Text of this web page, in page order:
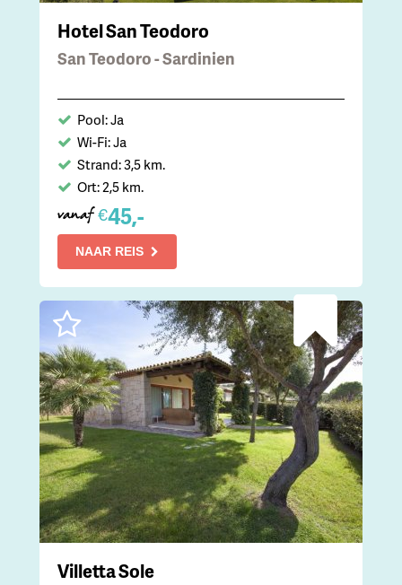
Hotel San Teodoro
San Teodoro - Sardinien
Pool: Ja
Wi-Fi: Ja
Strand: 3,5 km.
Ort: 2,5 km.
vanaf €45,-
NAAR REIS
Villetta Sole